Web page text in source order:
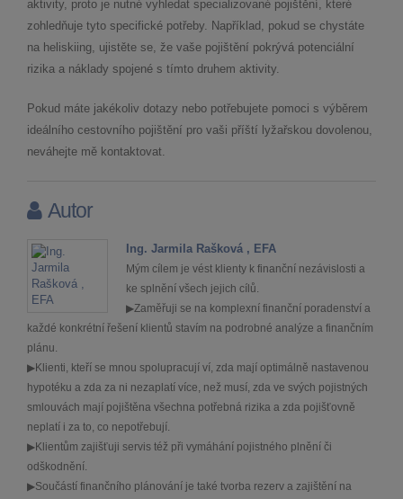
aktivity, proto je nutné vyhledat specializované pojištění, které
zohledňuje tyto specifické potřeby. Například, pokud se chystáte
na heliskiing, ujistěte se, že vaše pojištění pokrývá potenciální
rizika a náklady spojené s tímto druhem aktivity.
Pokud máte jakékoliv dotazy nebo potřebujete pomoci s výběrem
ideálního cestovního pojištění pro vaši příští lyžařskou dovolenou,
neváhejte mě kontaktovat.
Autor
Ing. Jarmila Rašková , EFA
Mým cílem je vést klienty k finanční nezávislosti a
ke splnění všech jejich cílů.
▶Zaměřuji se na komplexní finanční poradenství a
každé konkrétní řešení klientů stavím na podrobné analýze a finančním
plánu.
▶Klienti, kteří se mnou spolupracují ví, zda mají optimálně nastavenou
hypotéku a zda za ni nezaplatí více, než musí, zda ve svých pojistných
smlouvách mají pojištěna všechna potřebná rizika a zda pojišťovně
neplatí i za to, co nepotřebují.
▶Klientům zajišťuji servis též při vymáhání pojistného plnění či
odškodnění.
▶Součástí finančního plánování je také tvorba rezerv a zajištění na